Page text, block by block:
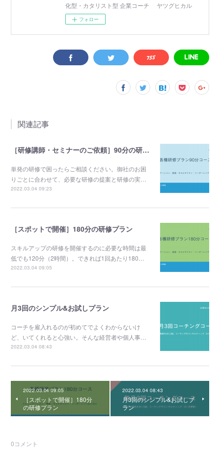
化型・カタリスト型 企業コーチ ヤツグヒカル
フォロー
関連記事
［研修講師・セミナーのご依頼］90分の研修プラン
単発の研修で困ったらご相談ください。御社のお困
りごとに合わせて、必要な研修の提案と研修の実…
2022.03.04 09:23
［スポットで開催］180分の研修プラン
スキルアップの研修を開催するのに必要な時間は最
低でも120分（2時間）。できれば1回あたり180…
2022.03.04 09:05
月3回のシンプル&お試しプラン
コーチを雇入れるのが初めてでよくわからないけ
ど、いてくれると心強い。そんな経営者や個人事…
2022.03.04 08:43
2022.03.04 09:05
［スポットで開催］180分
の研修プラン
2022.03.04 08:43
月3回のシンプル&お試しプ
ラン
0コメント